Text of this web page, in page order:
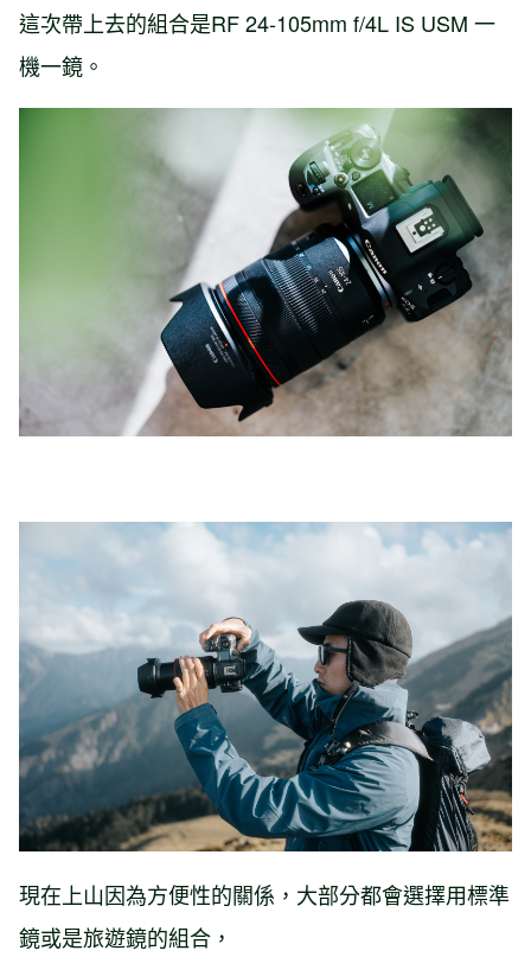
這次帶上去的組合是RF 24-105mm f/4L IS USM 一
機一鏡。
現在上山因為方便性的關係，大部分都會選擇用標準
鏡或是旅遊鏡的組合，